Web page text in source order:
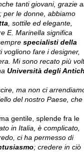
tanti giovani, grazie
per le donne, abbiamo
, sottile ed elegante,
E. Marinella significa
specialisti della
vogliono fare i designer,
Mi sono recato più
Università degli
ma non ci
del nostro Paese, che
gentile, splende fra le
in Italia, è complicato,
ci ha permesso di
; credere in ciò